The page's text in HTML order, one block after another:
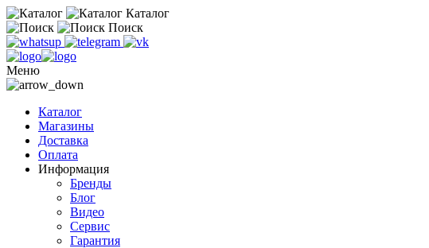
Каталог
Поиск
Меню
Каталог
Магазины
Доставка
Оплата
Информация
Бренды
Блог
Видео
Сервис
Гарантия